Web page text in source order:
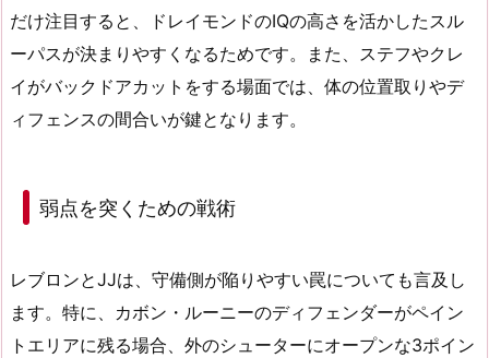
だけ注目すると、ドレイモンドのIQの高さを活かしたスル
ーパスが決まりやすくなるためです。また、ステフやクレ
イがバックドアカットをする場面では、体の位置取りやデ
ィフェンスの間合いが鍵となります。
弱点を突くための戦術
レブロンとJJは、守備側が陥りやすい罠についても言及し
ます。特に、カボン・ルーニーのディフェンダーがペイン
トエリアに残る場合、外のシューターにオープンな3ポイン